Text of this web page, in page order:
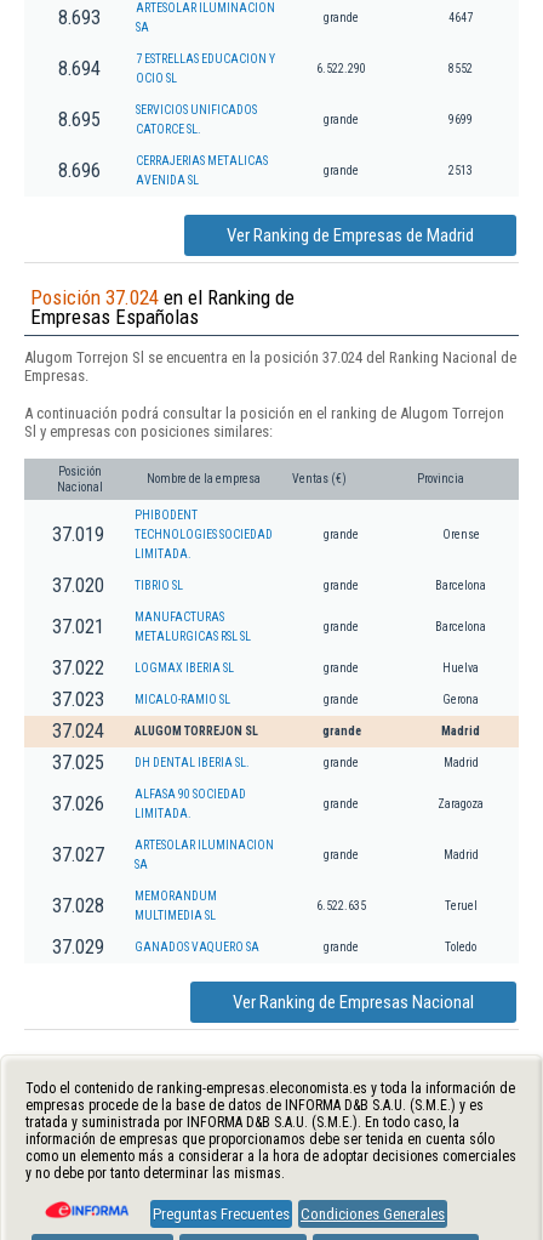
8.693
ARTESOLAR ILUMINACION
SA
grande 4647
8.694
7 ESTRELLAS EDUCACION Y
OCIO SL
6.522.290 8552
8.695
SERVICIOS UNIFICADOS
CATORCE SL.
grande 9699
8.696
CERRAJERIAS METALICAS
AVENIDA SL
grande 2513
Ver Ranking de Empresas de Madrid
Posición 37.024 en el Ranking de
Empresas Españolas
Alugom Torrejon Sl se encuentra en la posición 37.024 del Ranking Nacional de
Empresas.
A continuación podrá consultar la posición en el ranking de Alugom Torrejon
Sl y empresas con posiciones similares:
Posición
Nacional
Nombre de la empresa Ventas (€) Provincia
37.019
PHIBODENT
TECHNOLOGIES SOCIEDAD
LIMITADA.
grande Orense
37.020 TIBRIO SL grande Barcelona
37.021
MANUFACTURAS
METALURGICAS RSL SL
grande Barcelona
37.022 LOGMAX IBERIA SL grande Huelva
37.023 MICALO-RAMIO SL grande Gerona
37.024 ALUGOM TORREJON SL grande Madrid
37.025 DH DENTAL IBERIA SL. grande Madrid
37.026
ALFASA 90 SOCIEDAD
LIMITADA.
grande Zaragoza
37.027
ARTESOLAR ILUMINACION
SA
grande Madrid
37.028
MEMORANDUM
MULTIMEDIA SL
6.522.635 Teruel
37.029 GANADOS VAQUERO SA grande Toledo
Ver Ranking de Empresas Nacional
Todo el contenido de ranking-empresas.eleconomista.es y toda la información de
empresas procede de la base de datos de INFORMA D&B S.A.U. (S.M.E.) y es
tratada y suministrada por INFORMA D&B S.A.U. (S.M.E.). En todo caso, la
información de empresas que proporcionamos debe ser tenida en cuenta sólo
como un elemento más a considerar a la hora de adoptar decisiones comerciales
y no debe por tanto determinar las mismas.
Preguntas Frecuentes Condiciones Generales